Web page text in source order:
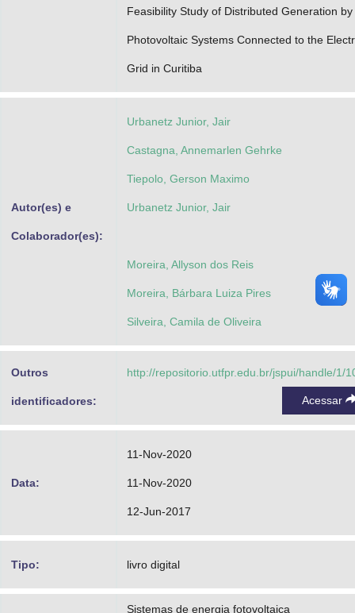
Feasibility Study of Distributed Generation by
Photovoltaic Systems Connected to the
Grid in Curitiba
Autor(es) e
Colaborador(es):
Urbanetz Junior, Jair
Castagna, Annemarlen Gehrke
Tiepolo, Gerson Maximo
Urbanetz Junior, Jair
Moreira, Allyson dos Reis
Moreira, Bárbara Luiza Pires
Silveira, Camila de Oliveira
Outros
identificadores:
http://repositorio.utfpr.edu.br/jspui/handle/1/
Acessar
Data:
11-Nov-2020
11-Nov-2020
12-Jun-2017
Tipo: livro digital
Sistemas de energia fotovoltaica